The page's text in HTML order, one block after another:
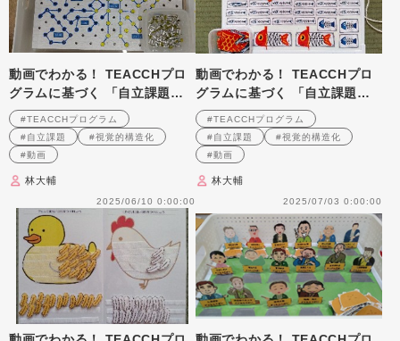
動画でわかる！ TEACCHプロ
グラムに基づく 「自立課題」
の作り方と実践のポイント 第
7回
#TEACCHプログラム
#自立課題
#視覚的構造化
#動画
林大輔
2025/06/10 0:00:00
動画でわかる！ TEACCHプロ
グラムに基づく 「自立課題」
の作り方と実践のポイント 第
8回
#TEACCHプログラム
#自立課題
#視覚的構造化
#動画
林大輔
2025/07/03 0:00:00